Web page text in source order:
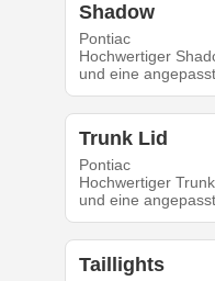
Shadow
Pontiac
Hochwertiger
und eine
Trunk Lid
Pontiac
Hochwertiger
und eine
Taillights